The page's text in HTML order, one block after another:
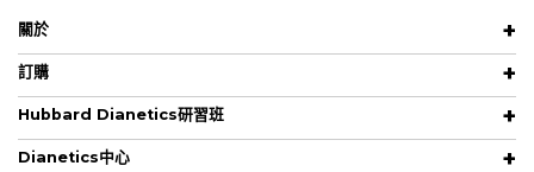
關於
訂購
Hubbard Dianetics研習班
Dianetics中心